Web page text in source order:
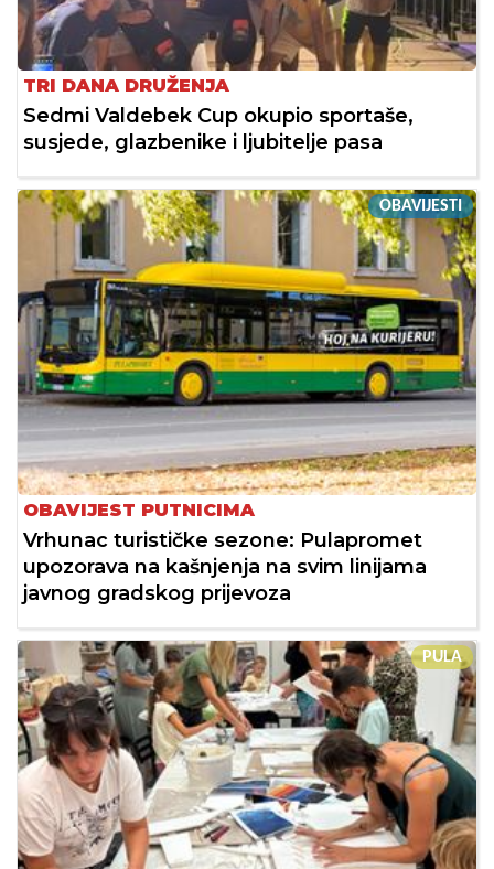
TRI DANA DRUŽENJA
Sedmi Valdebek Cup okupio sportaše,
susjede, glazbenike i ljubitelje pasa
OBAVIJESTI
OBAVIJEST PUTNICIMA
Vrhunac turističke sezone: Pulapromet
upozorava na kašnjenja na svim linijama
javnog gradskog prijevoza
PULA